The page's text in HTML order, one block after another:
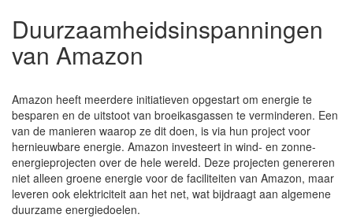
Duurzaamheidsinspanningen
van Amazon
Amazon heeft meerdere initiatieven opgestart om energie te
besparen en de uitstoot van broeikasgassen te verminderen. Een
van de manieren waarop ze dit doen, is via hun project voor
hernieuwbare energie. Amazon investeert in wind- en zonne-
energieprojecten over de hele wereld. Deze projecten genereren
niet alleen groene energie voor de faciliteiten van Amazon, maar
leveren ook elektriciteit aan het net, wat bijdraagt aan algemene
duurzame energiedoelen.